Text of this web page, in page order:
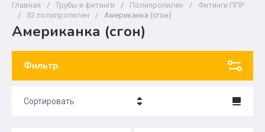
Главная / Трубы и фитинги / Полипропилен /
Фитинги ППР
/
32 полипропилен / Американка (сгон)
Американка (сгон)
Фильтр
Сортировать